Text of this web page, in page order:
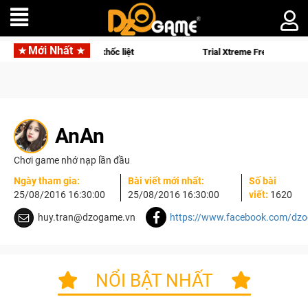
Mới Nhất
khốc liệt Trial Xtreme Freedom – Game đua xe mô tô PvP
AnAn
Chơi game nhớ nạp lần đầu
Ngày tham gia:
25/08/2016 16:30:00
Bài viết mới nhất:
25/08/2016 16:30:00
Số bài
viết: 1620
huy.tran@dzogame.vn https://www.facebook.com/
NỔI BẬT NHẤT